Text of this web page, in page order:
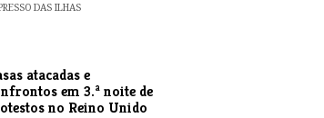
DAS ILHAS
atacadas e
em 3.ª noite de
no Reino Unido